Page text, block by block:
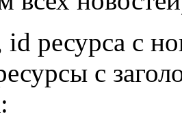
ресурса с
с